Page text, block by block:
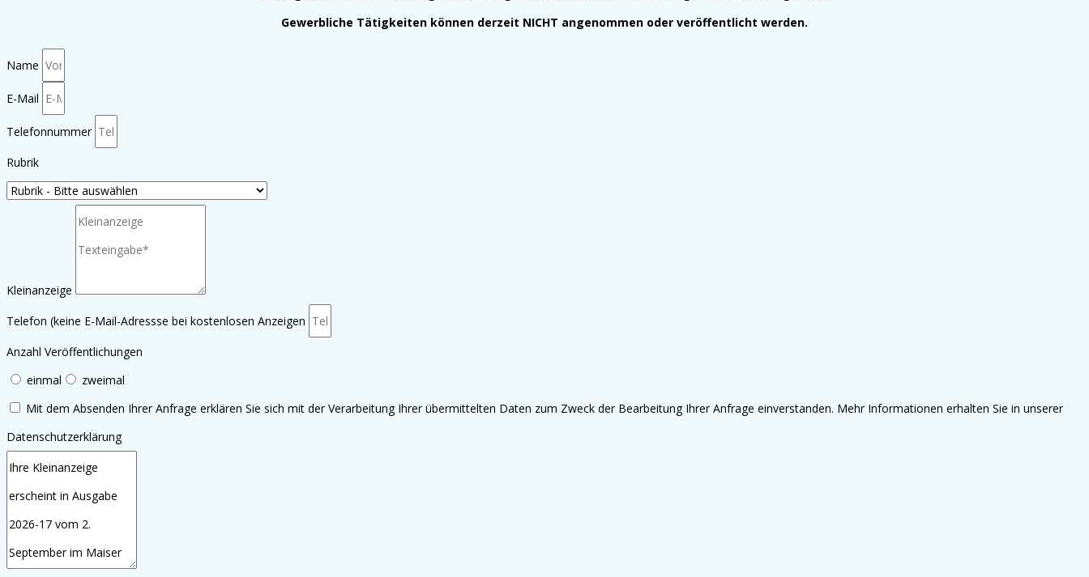
Gewerbliche Tätigkeiten können derzeit NICHT angenommen oder veröffentlicht werden.
Name
E-Mail
Telefonnummer
Rubrik
Kleinanzeige
Telefon (keine E-Mail-Adressse bei kostenlosen Anzeigen
Anzahl Veröffentlichungen
einmal
zweimal
Mit dem Absenden Ihrer Anfrage erklären Sie sich mit der Verarbeitung Ihrer übermittelten Daten zum Zweck der Bearbeitung Ihrer Anfrage einverstanden. Mehr Informationen erhalten Sie in unserer
Datenschutzerklärung